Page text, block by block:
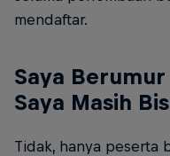
mendaftar.
Saya
Saya Masih
Tidak, hanya peserta